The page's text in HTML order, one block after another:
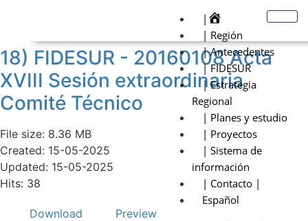
|
| Región
| Antecedentes
| FIDESUR
| Estrategia
Regional
| Planes y estudio
| Proyectos
| Sistema de
información
| Contacto |
Español
18) FIDESUR - 20160108 Acta
XVIII Sesión extraordinaria
Comité Técnico
File size: 8.36 MB
Created: 15-05-2025
Updated: 15-05-2025
Hits: 38
Download Preview